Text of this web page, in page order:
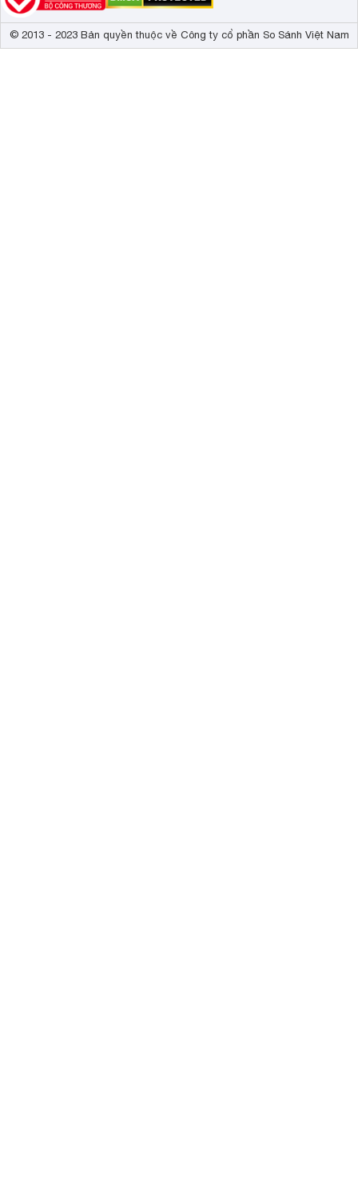
© 2013 - 2023 Bản quyền thuộc về Công ty cổ phần So Sánh Việt Nam